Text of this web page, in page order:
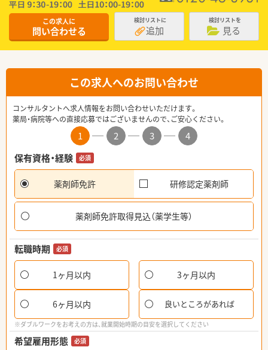
この求人に
問い合わせる
検討リストに
追加
検討リストを
見る
この求人へのお問い合わせ
コンサルタントへ求人情報をお問い合わせいただけます。
薬局・病院等への直接応募ではございませんので、ご安心ください。
1 2 3
4
保有資格・経験
必須
薬剤師免許 研修認定薬剤師
薬剤師免許取得見込（薬学生等）
転職時期 必須
1ヶ月以内 3ヶ月以内
6ヶ月以内 良いところがあれば
※ダブルワークをお考えの方は、就業開始時期の目安を選択してください
希望雇用形態 必須